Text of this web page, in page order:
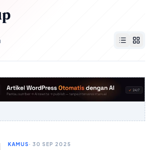
KAMUS· 30 SEP 2025